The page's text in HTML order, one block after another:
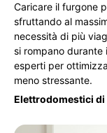
Caricare il furgone
sfruttando al
necessità di più
si rompano durante
esperti per
meno stressante.
Elettrodomestici di